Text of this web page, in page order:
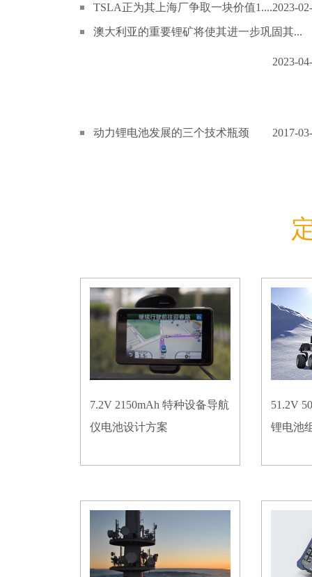
TSLA正为其上海厂争取一块价值1....2023-
澳大利亚的重要锂矿将使其进一步巩固其...
2023-
动力锂电池发展的三个技术瓶颈 2017-
7.2V 2150mAh 特种设备导航
仪电池设计方案
51.2V
锂电池